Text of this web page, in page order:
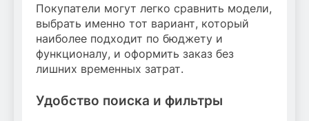
Покупатели могут легко сравнить модели,
выбрать именно тот вариант, который
наиболее подходит по бюджету и
функционалу, и оформить заказ без
лишних временных затрат.
Удобство поиска и фильтры